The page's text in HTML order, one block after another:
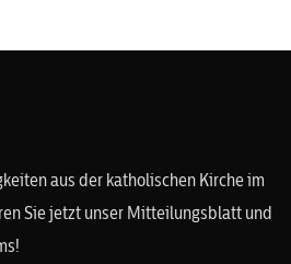
aus der katholischen Kirche im
Sie jetzt unser Mitteilungsblatt und